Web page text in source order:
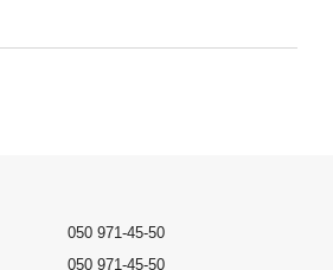
050 971-45-50
050 971-45-50